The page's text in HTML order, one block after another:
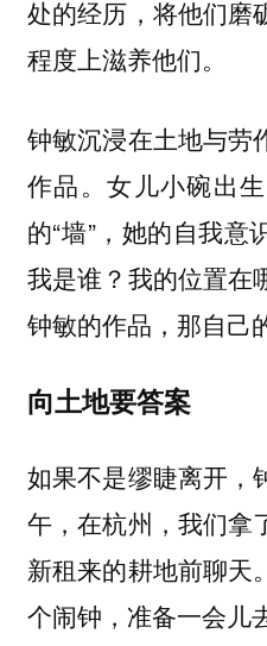
处的经历，将他们磨
程度上滋养他们。
钟敏沉浸在土地与劳
作品。女儿小碗出
的“墙”，她的自我意
我是谁？我的位置在
钟敏的作品，那自己
向土地要答案
如果不是缪睫离开，
午，在杭州，我们拿
新租来的耕地前聊天
个闹钟，准备一会儿